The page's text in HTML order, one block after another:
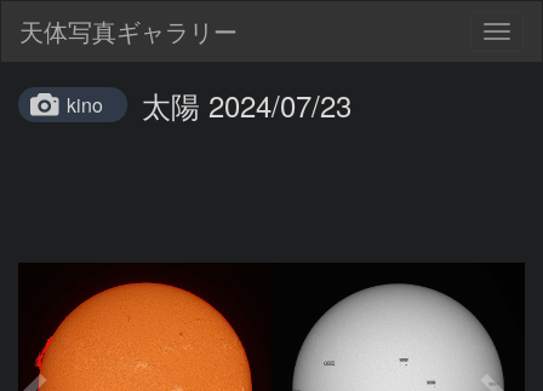
天体写真ギャラリー
kino 太陽 2024/07/23